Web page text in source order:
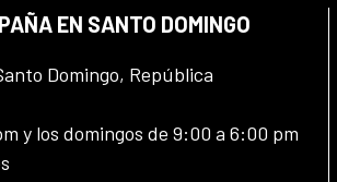
EN SANTO DOMINGO
Domingo, República
y los domingos de 9:00 a 6:00 pm